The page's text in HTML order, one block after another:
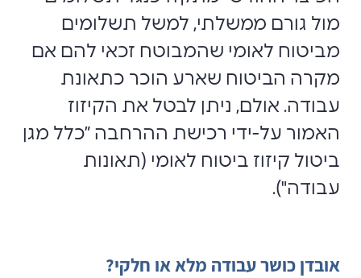
מול גורם ממשלתי, למשל תשלומים
‏מביטוח לאומי שהמבוטח זכאי להם אם
מקרה הביטוח שארע הוכר כתאונת
עבודה.‏ אולם, ניתן לבטל את הקיזוז
האמור על-ידי רכישת ההרחבה ”כלל מגן
ביטול קיזוז ביטוח לאומי (תאונות
עבודה").
אובדן כושר עבודה מלא או חלקי?